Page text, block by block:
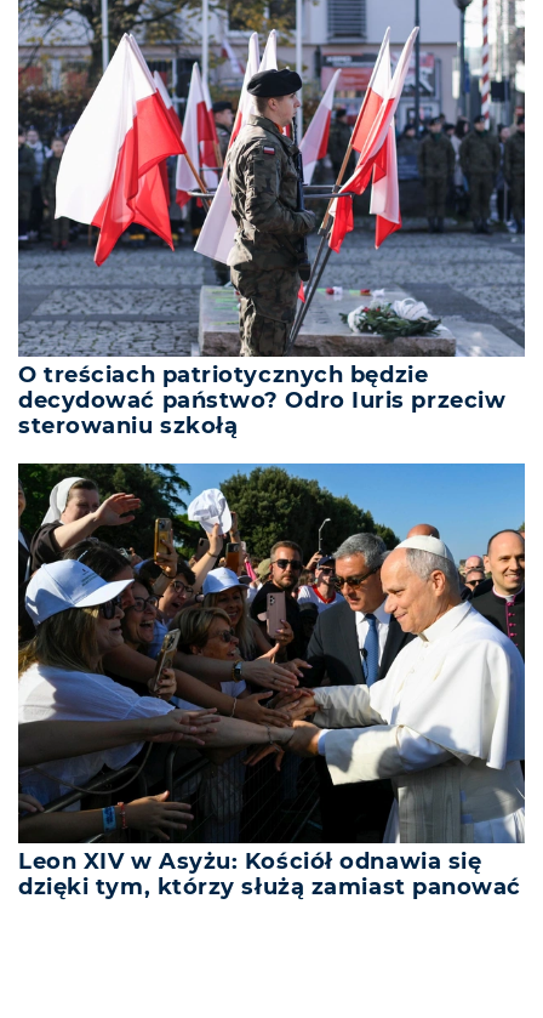
O treściach patriotycznych będzie
decydować państwo? Odro Iuris przeciw
sterowaniu szkołą
Leon XIV w Asyżu: Kościół odnawia się
dzięki tym, którzy służą zamiast panować